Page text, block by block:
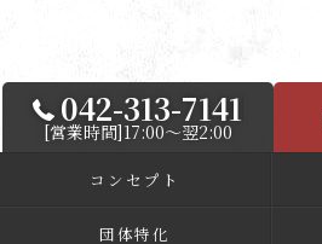
042-313-7141
[営業時間]17:00～翌2:00
コンセプト
団体特化